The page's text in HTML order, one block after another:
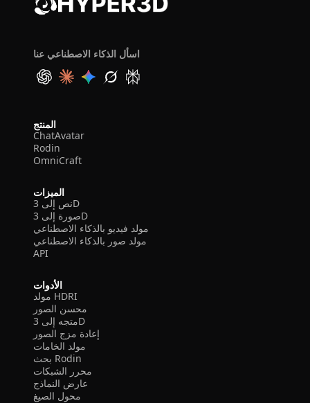
اسأل الذكاء الاصطناعي عنا
المنتج
ChatAvatar
Rodin
OmniCraft
الميزات
نص إلى 3D
صورة إلى 3D
مولد فيديو بالذكاء الاصطناعي
مولد صور بالذكاء الاصطناعي
API
الأدوات
مولد HDRI
محسن الصور
متجه إلى 3D
إعادة مزج الصور
مولد الخامات
بحث Rodin
محرر الشبكات
عارض النماذج
محول الصيغ